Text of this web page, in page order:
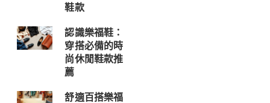
鞋款
認識樂福鞋：
穿搭必備的時
尚休閒鞋款推
薦
舒適百搭樂福